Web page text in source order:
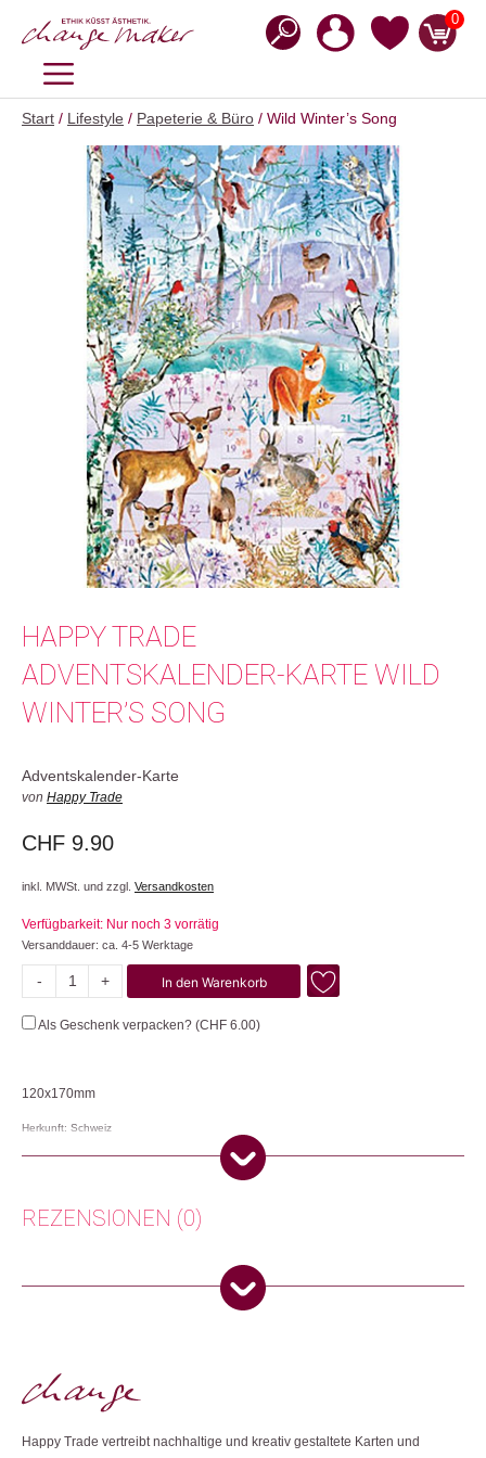
Inhalt
0
MENÜ
Start / Lifestyle / Papeterie & Büro / Wild Winter’s Song
HAPPY TRADE
ADVENTSKALENDER-KARTE WILD
WINTER’S SONG
Adventskalender-Karte
von Happy Trade
CHF 9.90
inkl. MWSt. und zzgl. Versandkosten
Verfügbarkeit: Nur noch 3 vorrätig
Versanddauer: ca. 4-5 Werktage
-
Song
+ In den Warenkorb
Als Geschenk verpacken? (CHF 6.00)
120x170mm
Herkunft: Schweiz
Artikelnummer: 105852.37
REZENSIONEN (0)
Es gibt noch keine Rezensionen.
Happy Trade vertreibt nachhaltige und kreativ gestaltete Karten und